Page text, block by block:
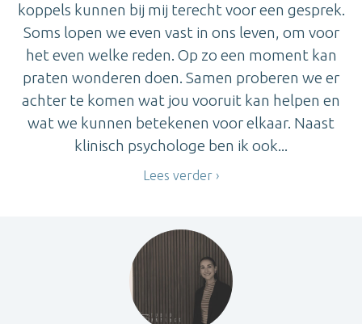
koppels kunnen bij mij terecht voor een gesprek.
Soms lopen we even vast in ons leven, om voor
het even welke reden. Op zo een moment kan
praten wonderen doen. Samen proberen we er
achter te komen wat jou vooruit kan helpen en
wat we kunnen betekenen voor elkaar. Naast
klinisch psychologe ben ik ook...
Lees verder